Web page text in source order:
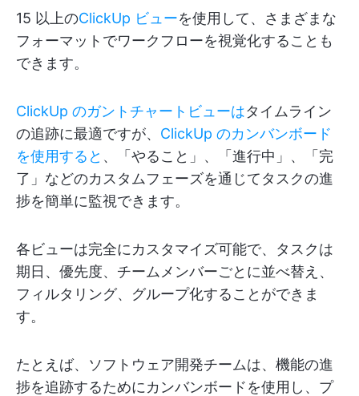
15 以上のClickUp ビューを使用して、さまざまな
フォーマットでワークフローを視覚化することも
できます。
ClickUp のガントチャートビューはタイムライン
の追跡に最適ですが、 ClickUp のカンバンボード
を使用すると 、「やること」、「進行中」、「完
了」などのカスタムフェーズを通じてタスクの進
捗を簡単に監視できます。
各ビューは完全にカスタマイズ可能で、タスクは
期日、優先度、チームメンバーごとに並べ替え、
フィルタリング、グループ化することができま
す。
たとえば、ソフトウェア開発チームは、機能の進
捗を追跡するためにカンバンボードを使用し、プ